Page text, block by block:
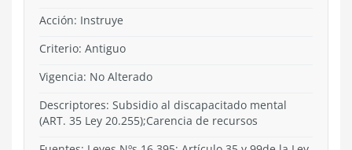
Acción: Instruye
Criterio: Antiguo
Vigencia: No Alterado
Descriptores: Subsidio al discapacitado mental
(ART. 35 Ley 20.255);Carencia de recursos